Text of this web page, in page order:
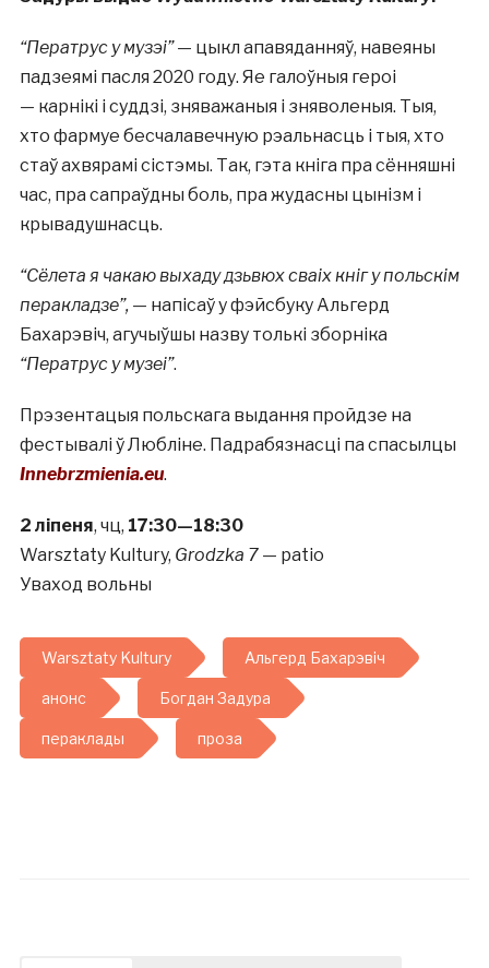
“Ператрус у музэі”— цыкл апавяданняў, навеяны
падзеямі пасля 2020 году. Яе галоўныя героі
— карнікі і суддзі, зняважаныя і зняволеныя. Тыя,
хто фармуе бесчалавечную рэальнасць і тыя, хто
стаў ахвярамі сістэмы. Так, гэта кніга пра сённяшні
час, пра сапраўдны боль, пра жудасны цынізм і
крывадушнасць.
“Сёлета я чакаю выхаду дзьвюх сваіх кніг у польскім
перакладзе”,— напісаў у фэйсбуку Альгерд
Бахарэвіч, агучыўшы назву толькі зборніка
“Ператрус у музеі”.
Прэзентацыя польскага выдання пройдзе на
фестывалі ў Любліне. Падрабязнасці па спасылцы
Innebrzmienia.eu.
2 ліпеня, чц, 17:30—18:30
Warsztaty Kultury, Grodzka 7— patio
Уваход вольны
Warsztaty Kultury Альгерд Бахарэвіч
анонс Богдан Задура
пераклады проза